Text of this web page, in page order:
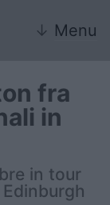
↓ Menu
fra
in
in tour